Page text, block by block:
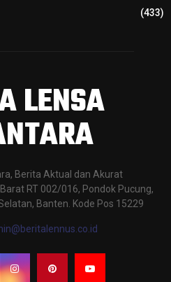
(433)
LENSA
Berita Aktual dan Akurat
RT 002/016, Pondok Pucung,
Banten. Kode Pos 15229